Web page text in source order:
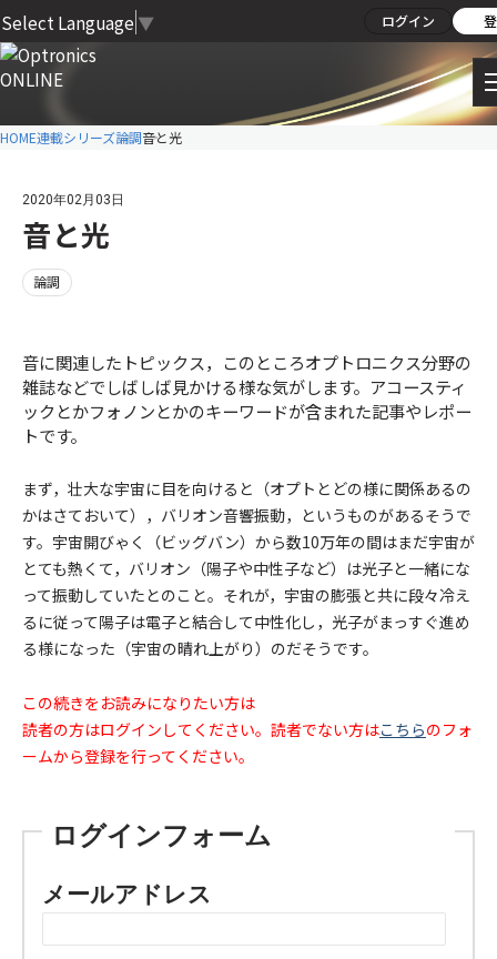
Select Language ▼ ログイン
HOME連載シリーズ論調音と光
2020年02月03日
音と光
論調
音に関連したトピックス，このところオプトロニクス分野の
雑誌などでしばしば見かける様な気がします。アコースティ
ックとかフォノンとかのキーワードが含まれた記事やレポー
トです。
まず，壮大な宇宙に目を向けると（オプトとどの様に関係あるの
かはさておいて），バリオン音響振動，というものがあるそうで
す。宇宙開びゃく（ビッグバン）から数10万年の間はまだ宇宙が
とても熱くて，バリオン（陽子や中性子など）は光子と一緒にな
って振動していたとのこと。それが，宇宙の膨張と共に段々冷え
るに従って陽子は電子と結合して中性化し，光子がまっすぐ進め
る様になった（宇宙の晴れ上がり）のだそうです。
この続きをお読みになりたい方は
読者の方はログインしてください。読者でない方はこちらのフォ
ームから登録を行ってください。
ログインフォーム
メールアドレス